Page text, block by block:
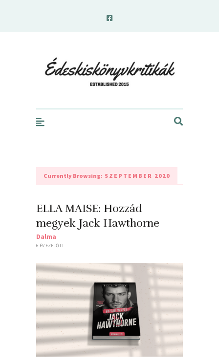
Currently Browsing: SZEPTEMBER 2020
ELLA MAISE: Hozzád ​
megyek Jack Hawthorne
Dalma
6 ÉV EZELŐTT